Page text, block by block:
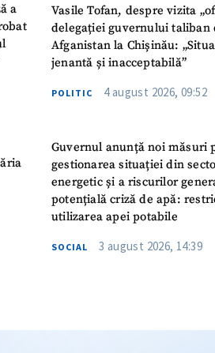
a
Vasile Tofan, despre vizita
delegației guvernului taliban
Afganistan la Chișinău:
jenantă și inacceptabilă”
POLITIC 4 august 2026, 09:52
Guvernul anunță noi măsuri
gestionarea situației din
energetic și a riscurilor
potențială criză de apă:
utilizarea apei potabile
SOCIAL 3 august 2026, 14:39